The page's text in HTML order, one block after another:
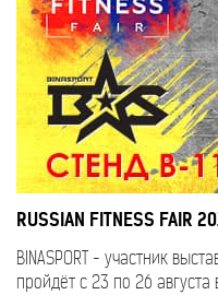
RUSSIAN FITNESS FAIR
BINASPORT - участник
пройдёт с 23 по 26 августа